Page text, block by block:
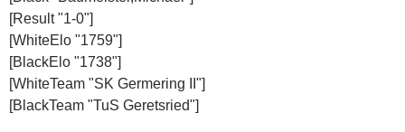
[Result "1-0"]
[WhiteElo "1759"]
[BlackElo "1738"]
[WhiteTeam "SK Germering II"]
[BlackTeam "TuS Geretsried"]